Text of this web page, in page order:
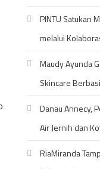
PINTU Satukan
melalui
Maudy Ayunda
Skincare
Danau Annecy,
Air Jernih dan
RiaMiranda